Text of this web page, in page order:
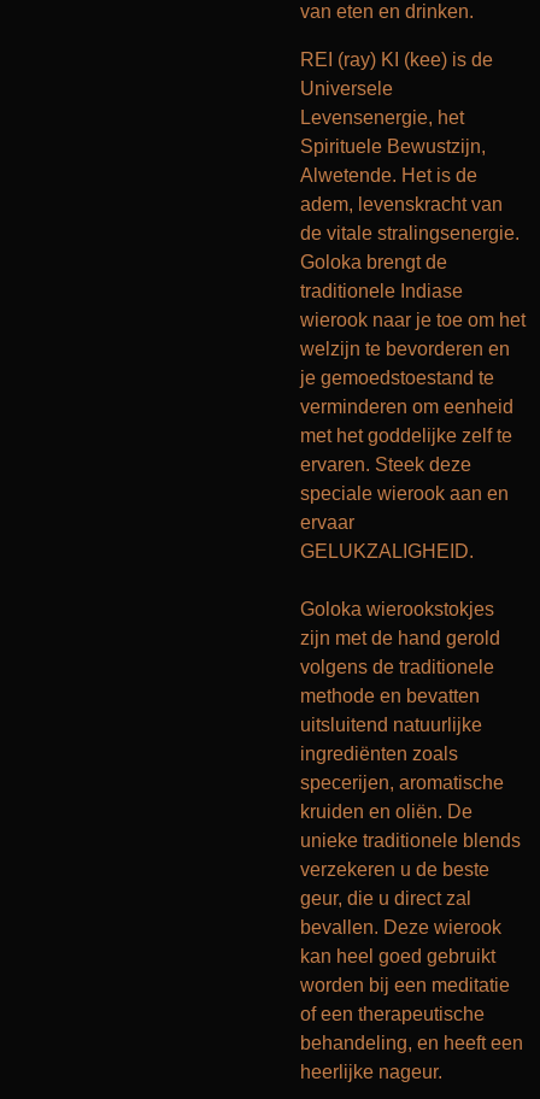
van eten en drinken.
REI (ray) KI (kee) is de
Universele
Levensenergie, het
Spirituele Bewustzijn,
Alwetende. Het is de
adem, levenskracht van
de vitale stralingsenergie.
Goloka brengt de
traditionele Indiase
wierook naar je toe om het
welzijn te bevorderen en
je gemoedstoestand te
verminderen om eenheid
met het goddelijke zelf te
ervaren. Steek deze
speciale wierook aan en
ervaar
GELUKZALIGHEID.
Goloka wierookstokjes
zijn met de hand gerold
volgens de traditionele
methode en bevatten
uitsluitend natuurlijke
ingrediënten zoals
specerijen, aromatische
kruiden en oliën. De
unieke traditionele blends
verzekeren u de beste
geur, die u direct zal
bevallen. Deze wierook
kan heel goed gebruikt
worden bij een meditatie
of een therapeutische
behandeling, en heeft een
heerlijke nageur.